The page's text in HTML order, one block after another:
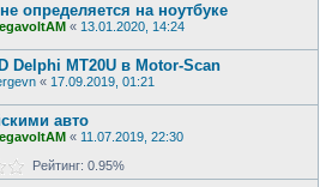
определяется на ноутбуке
« 13.01.2020, 14:24
Delphi MT20U в Motor-Scan
« 17.09.2019, 01:21
авто
« 11.07.2019, 22:30
Рейтинг: 0.95%